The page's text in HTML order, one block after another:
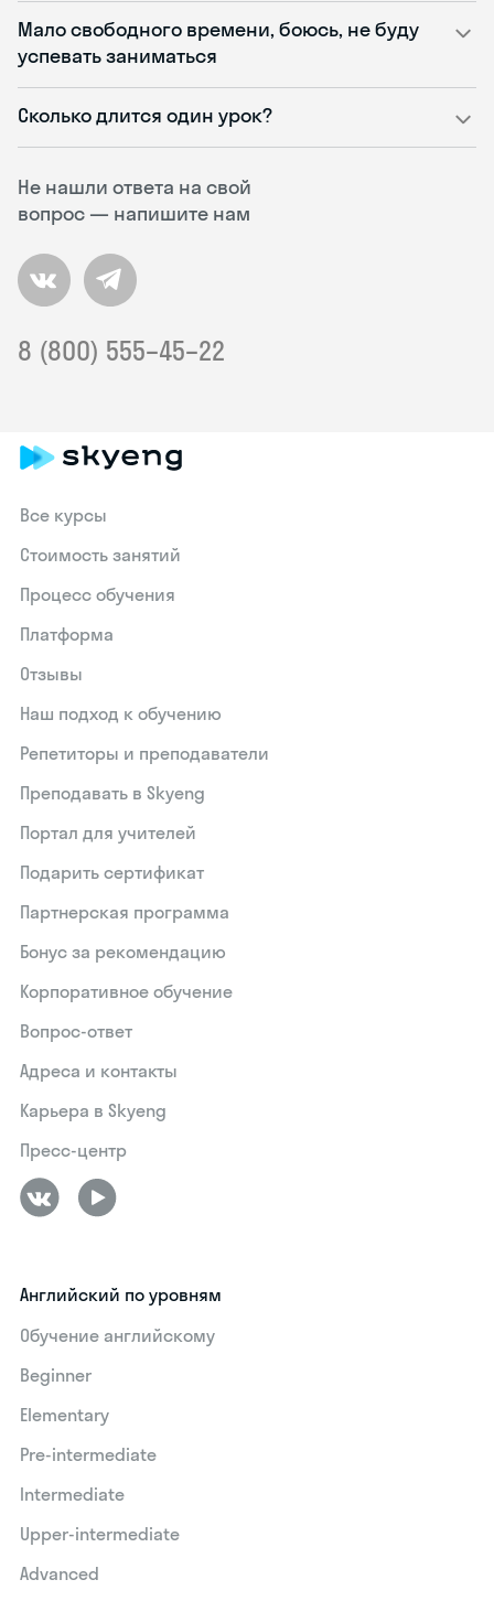
Не нашли ответа на свой
вопрос — напишите нам
8 (800) 555–45–22
Мало свободного времени, боюсь, не буду
успевать заниматься
Сколько длится один урок?
Все курсы
Стоимость занятий
Процесс обучения
Платформа
Отзывы
Наш подход к обучению
Репетиторы и преподаватели
Преподавать в Skyeng
Портал для учителей
Подарить сертификат
Партнерская программа
Бонус за рекомендацию
Корпоративное обучение
Вопрос-ответ
Адреса и контакты
Карьера в Skyeng
Пресс-центр
Английский по уровням
Обучение английскому
Beginner
Elementary
Pre-intermediate
Intermediate
Upper-intermediate
Advanced